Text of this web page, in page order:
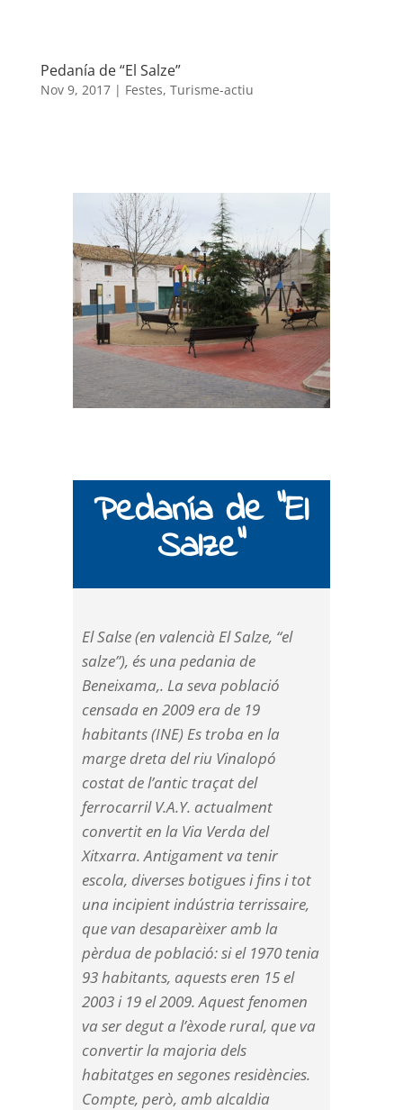
Pedanía de “El Salze”
Nov 9, 2017| Festes, Turisme-actiu
Pedanía de “El
Salze”
El Salse (en valencià El Salze, “el
salze”), és una pedania de
Beneixama,. La seva població
censada en 2009 era de 19
habitants (INE) Es troba en la
marge dreta del riu Vinalopó
costat de l’antic traçat del
ferrocarril V.A.Y. actualment
convertit en la Via Verda del
Xitxarra. Antigament va tenir
escola, diverses botigues i fins i tot
una incipient indústria terrissaire,
que van desaparèixer amb la
pèrdua de població: si el 1970 tenia
93 habitants, aquests eren 15 el
2003 i 19 el 2009. Aquest fenomen
va ser degut a l’èxode rural, que va
convertir la majoria dels
habitatges en segones residències.
Compte, però, amb alcaldia